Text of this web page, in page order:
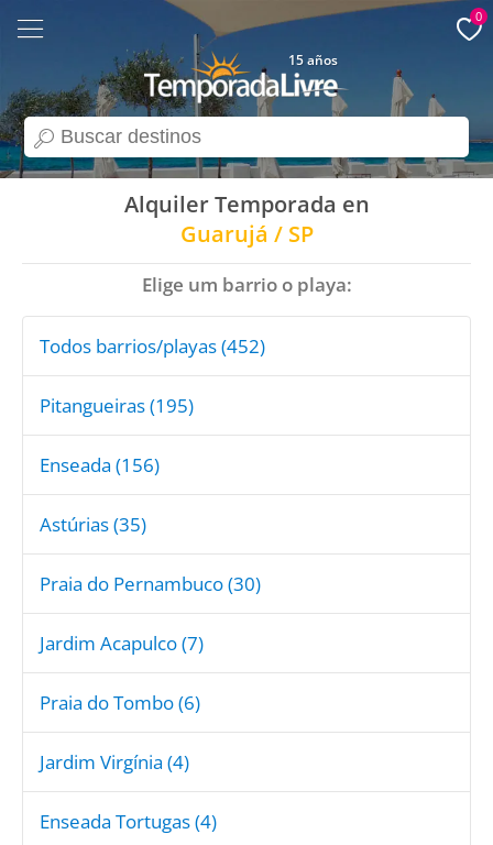
search
15 años
0
Alquiler Temporada en
Guarujá / SP
Elige um barrio o playa:
Todos barrios/playas (452)
Pitangueiras (195)
Enseada (156)
Astúrias (35)
Praia do Pernambuco (30)
Jardim Acapulco (7)
Praia do Tombo (6)
Jardim Virgínia (4)
Enseada Tortugas (4)